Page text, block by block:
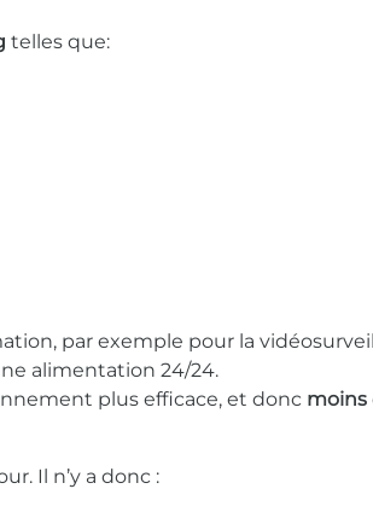
telles que:
par exemple pour la
alimentation 24/24.
plus efficace, et donc moins
Il n’y a donc :